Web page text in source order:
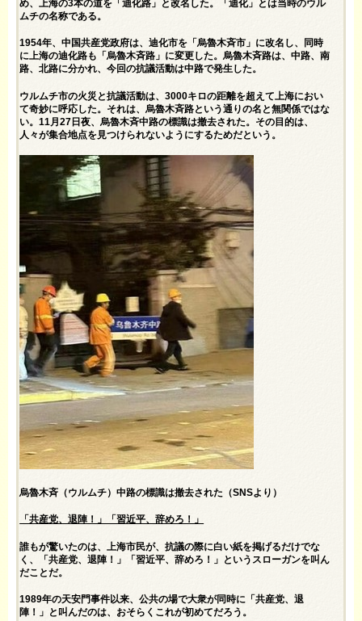
め、上海の3本の道を「迪化路」と改名した。「迪化」とは当時のウル
ムチの名称である。
1954年、中国共産党政府は、迪化市を「烏魯木斉市」に改名し、同時
に上海の迪化路も「烏魯木斉路」に変更した。烏魯木斉路は、中路、南
路、北路に分かれ、今回の抗議活動は中路で発生した。
ウルムチ市の火災と抗議活動は、3000キロの距離を超えて上海におい
て奇妙に呼応した。それは、烏魯木斉路という通りの名と無関係ではな
い。11月27日夜、烏魯木斉中路の標識は撤去された。その目的は、
人々が集合地点を見つけられないようにするためだという。
烏魯木斉（ウルムチ）中路の標識は撤去された（SNSより）
「共産党、退陣！」「習近平、辞めろ！」
誰もが驚いたのは、上海市民が、抗議の際に白い紙を掲げるだけでな
く、「共産党、退陣！」「習近平、辞めろ！」というスローガンを叫ん
だことだ。
1989年の天安門事件以来、公共の場で大衆が同時に「共産党、退
陣！」と叫んだのは、おそらくこれが初めてだろう。